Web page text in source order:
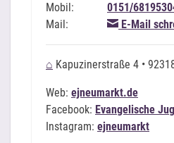
Mobil:
0151/
Mail:
E-Mail
⌂ Kapuzinerstraße 4 •
Web: ejneumarkt.de
Facebook: Evangelische
Instagram: ejneumarkt